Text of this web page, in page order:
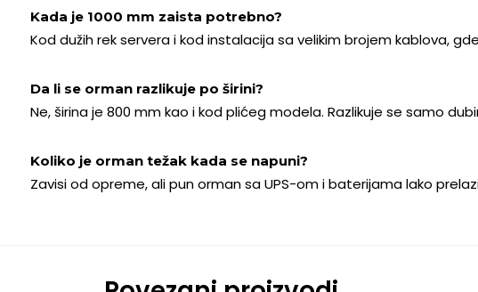
Kada je 1000 mm zaista potrebno?
Kod dužih rek servera i kod instalacija sa velikim brojem kablova,
Da li se orman razlikuje po širini?
Ne, širina je 800 mm kao i kod plićeg modela. Razlikuje se samo
Koliko je orman težak kada se napuni?
Zavisi od opreme, ali pun orman sa UPS-om i baterijama lako